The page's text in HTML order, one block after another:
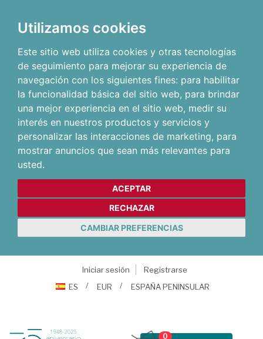
Utilizamos cookies
Este sitio web utiliza cookies y otras tecnologías
de seguimiento para mejorar su experiencia de
navegación con los siguientes fines: para habilitar
la funcionalidad básica del sitio web, para brindar
una mejor experiencia en el sitio web, medir su
interés en nuestros productos y servicios y
personalizar las interacciones de marketing, para
mostrar anuncios que sean más relevantes para
usted.
ACEPTAR
RECHAZAR
CAMBIAR PREFERENCIAS
Iniciar sesión
Registrarse
ES
EUR ESPAÑA PENINSULAR
0